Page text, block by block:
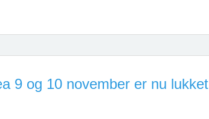
9 og 10 november er nu lukket